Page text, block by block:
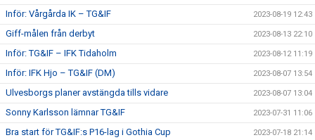
Inför: Vårgårda IK – TG&IF 2023-08-19 12:43
Giff-målen från derbyt 2023-08-13 22:10
Inför: TG&IF – IFK Tidaholm 2023-08-12 11:19
Inför: IFK Hjo – TG&IF (DM) 2023-08-07 13:54
Ulvesborgs planer avstängda tills vidare 2023-08-07 13:04
Sonny Karlsson lämnar TG&IF 2023-07-31 11:06
Bra start för TG&IF:s P16-lag i Gothia Cup 2023-07-18 21:14